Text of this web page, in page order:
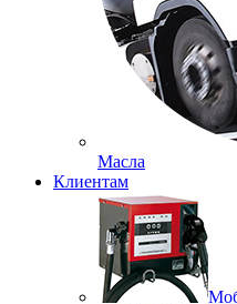
Масла
Клиентам